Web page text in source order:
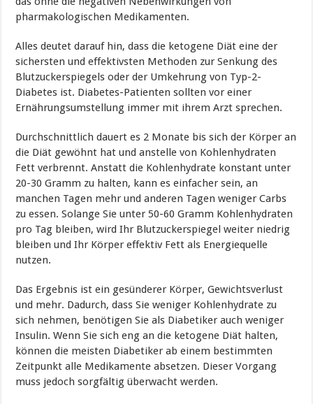
pharmakologischen Medikamenten.
Alles deutet darauf hin, dass die ketogene Diät eine der
sichersten und effektivsten Methoden zur Senkung des
Blutzuckerspiegels oder der Umkehrung von Typ-2-
Diabetes ist. Diabetes-Patienten sollten vor einer
Ernährungsumstellung immer mit ihrem Arzt sprechen.
Durchschnittlich dauert es 2 Monate bis sich der Körper an
die Diät gewöhnt hat und anstelle von Kohlenhydraten
Fett verbrennt. Anstatt die Kohlenhydrate konstant unter
20-30 Gramm zu halten, kann es einfacher sein, an
manchen Tagen mehr und anderen Tagen weniger Carbs
zu essen. Solange Sie unter 50-60 Gramm Kohlenhydraten
pro Tag bleiben, wird Ihr Blutzuckerspiegel weiter niedrig
bleiben und Ihr Körper effektiv Fett als Energiequelle
nutzen.
Das Ergebnis ist ein gesünderer Körper, Gewichtsverlust
und mehr. Dadurch, dass Sie weniger Kohlenhydrate zu
sich nehmen, benötigen Sie als Diabetiker auch weniger
Insulin. Wenn Sie sich eng an die ketogene Diät halten,
können die meisten Diabetiker ab einem bestimmten
Zeitpunkt alle Medikamente absetzen. Dieser Vorgang
muss jedoch sorgfältig überwacht werden.